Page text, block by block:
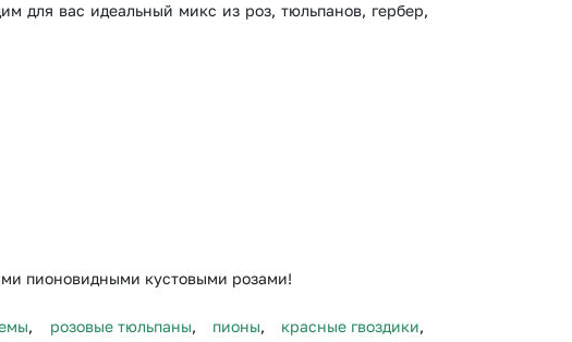
для вас идеальный микс из роз, тюльпанов, гербер,
пионовидными кустовыми розами!
, розовые тюльпаны, пионы, красные гвоздики,